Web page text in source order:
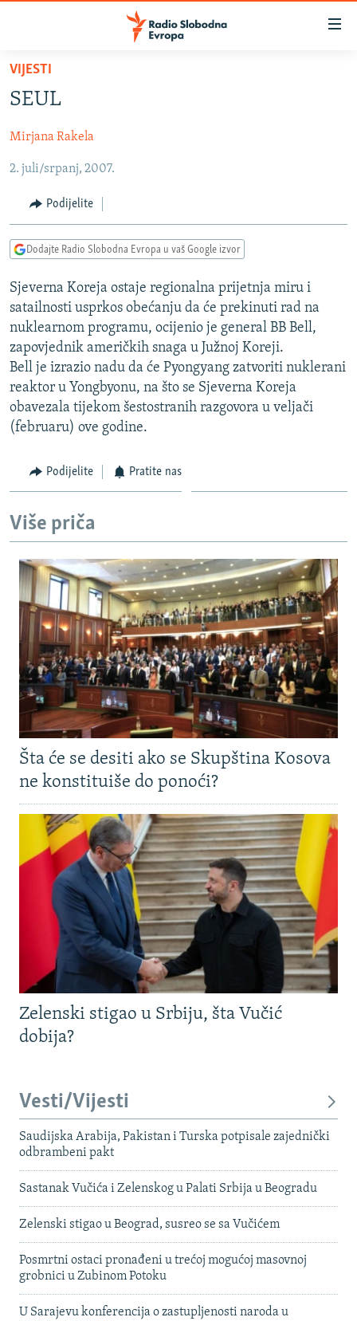
Pređite
glavni
Pređite
na
navigaciju
Pređite
na
pretragu
SRBIJA
KOSOVO
CRNA GORA
VIZUELNO
VIDEO
FOTOGALERIJE
INFOGRAFIKE
PODCASTI
RAT U UKRAJINI
KINA NA BALKANU
RSE PRIČE IZ SVIJETA
ISPRIČAJ MI
DNEVNO@RSE
SPECIJALI RSE
POPLAVE I KLIZIŠTA U BIH 2024.
TV LIBERTY
POST SCRIPTUM
MOJA EVROPA
TRI DECENIJE OD RATA U BIH
SVE KARTE DEJTONA
NASTANAK I RASPAD JUGOSLAVIJE
PRATITE NAS
Sve RFE/RL stranice
VIJESTI
SEUL
Mirjana Rakela
2. juli/srpanj, 2007.
Podijelite
Dodajte Radio Slobodna Evropa u vaš Google izvor
Sjeverna Koreja ostaje regionalna prijetnja miru i
satailnosti usprkos obećanju da će prekinuti rad na
nuklearnom programu, ocijenio je general BB Bell,
zapovjednik američkih snaga u Južnoj Koreji.
Bell je izrazio nadu da će Pyongyang zatvoriti nuklerani
reaktor u Yongbyonu, na što se Sjeverna Koreja
obavezala tijekom šestostranih razgovora u veljači
(februaru) ove godine.
Podijelite Pratite nas
Više priča
Šta će se desiti ako se Skupština Kosova
ne konstituiše do ponoći?
Zelenski stigao u Srbiju, šta Vučić
dobija?
Vesti/Vijesti
Saudijska Arabija, Pakistan i Turska potpisale zajednički
odbrambeni pakt
Sastanak Vučića i Zelenskog u Palati Srbija u Beogradu
Zelenski stigao u Beograd, susreo se sa Vučićem
Posmrtni ostaci pronađeni u trećoj mogućoj masovnoj
grobnici u Zubinom Potoku
U Sarajevu konferencija o zastupljenosti naroda u